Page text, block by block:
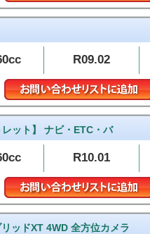
R09.02
ット】 ナビ・ETC・バ
R10.01
ッドXT 4WD 全方位カメラ